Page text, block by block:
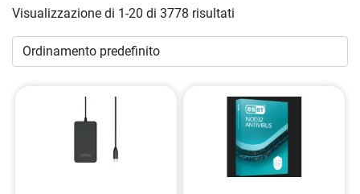
carichi di lavoro più impegnativi. Affidati alla nostra
esperienza nel settore dell’informatica e dell’e-commerce
per trovare i miglioricomputer e accessori
tuo setup informatico al livello successivo!
Visualizzazione di 1-20 di 3778 risultati